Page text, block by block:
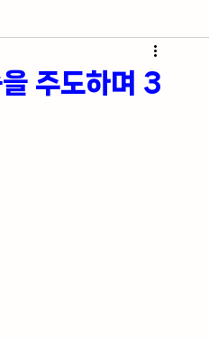
초간단 요리 레시피
주도하며 3